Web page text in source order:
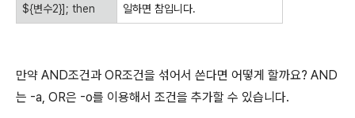
${변수2}]; then
일하면 참입니다.
만약 AND조건과 OR조건을 섞어서 쓴다면 어떻게 할까요? AND
는 -a, OR은 -o를 이용해서 조건을 추가할 수 있습니다.